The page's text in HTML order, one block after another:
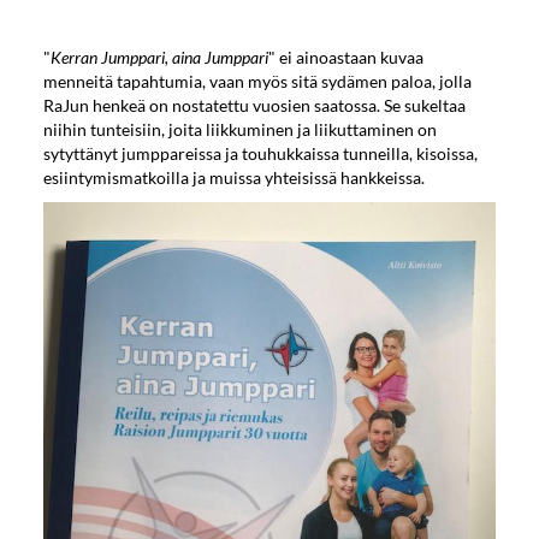
"Kerran Jumppari, aina Jumppari" ei ainoastaan kuvaa
menneitä tapahtumia, vaan myös sitä sydämen paloa, jolla
RaJun henkeä on nostatettu vuosien saatossa. Se sukeltaa
niihin tunteisiin, joita liikkuminen ja liikuttaminen on
sytyttänyt jumppareissa ja touhukkaissa tunneilla, kisoissa,
esiintymismatkoilla ja muissa yhteisissä hankkeissa.